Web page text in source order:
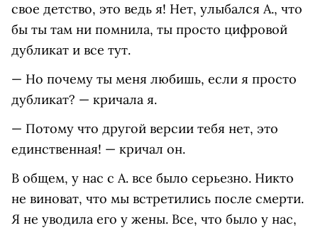
свое детство, это ведь я! Нет, улыбался А., что
бы ты там ни помнила, ты просто цифровой
дубликат и все тут.
— Но почему ты меня любишь, если я просто
дубликат? — кричала я.
— Потому что другой версии тебя нет, это
единственная! — кричал он.
В общем, у нас с А. все было серьезно. Никто
не виноват, что мы встретились после смерти.
Я не уводила его у жены. Все, что было у нас,